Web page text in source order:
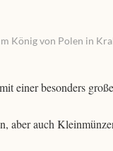
König von Polen in
einer besonders
aber auch